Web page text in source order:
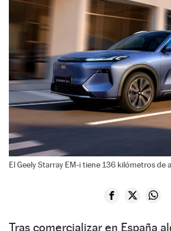
El Geely Starray EM-i tiene 136 kilómetros de
Tras comercializar en España